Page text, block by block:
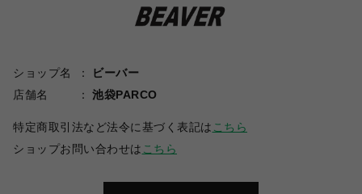
ショップ名
ビーバー
店舗名
池袋PARCO
特定商取引法など法令に基づく表記は こちら
ショップお問い合わせは こちら